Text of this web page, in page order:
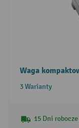
Waga
3 Warianty
15 Dni robocze